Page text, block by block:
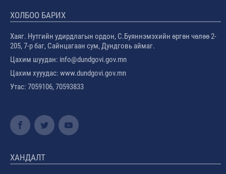
ХОЛБОО БАРИХ
Хаяг. Нутгийн удирдлагын ордон, С.Буяннэмэхийн өргөн чөлөө 2-
205, 7-р баг, Сайнцагаан сум, Дундговь аймаг.
Цахим шуудан: info@dundgovi.gov.mn
Цахим хууудас: www.dundgovi.gov.mn
Утас: 7059106, 70593833
ХАНДАЛТ